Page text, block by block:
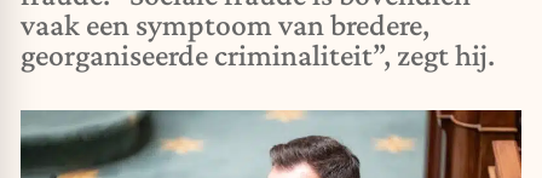
vaak een symptoom van bredere,
georganiseerde criminaliteit”, zegt hij.